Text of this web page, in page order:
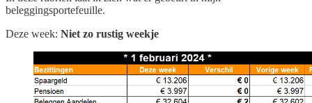
beleggingsportefeuille.
Deze week: Niet zo rustig weekje